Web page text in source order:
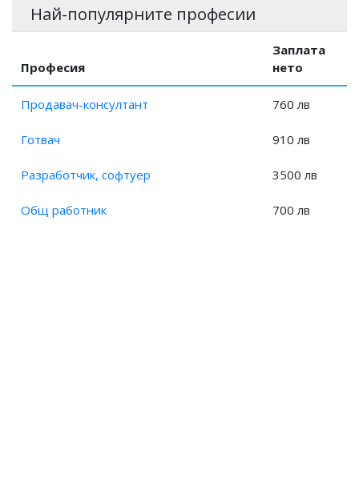
Заплата на Организатор аварии и застраховки?
Най-популярните професии
Професия
Заплата
нето
Продавач-консултант 760 лв
Готвач 910 лв
Разработчик, софтуер 3500 лв
Общ работник 700 лв